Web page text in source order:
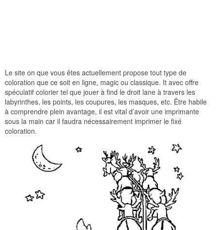
Le site on que vous êtes actuellement propose tout type de
coloration que ce soit en ligne, magic ou classique. It avec offre
spéculatif colorier tel que jouer à find le droit lane à travers les
labyrinthes, les points, les coupures, les masques, etc. Être habile
à comprendre plein avantage, il est vital d’avoir une imprimante
sous la main car il faudra nécessairement imprimer le fixé
coloration.